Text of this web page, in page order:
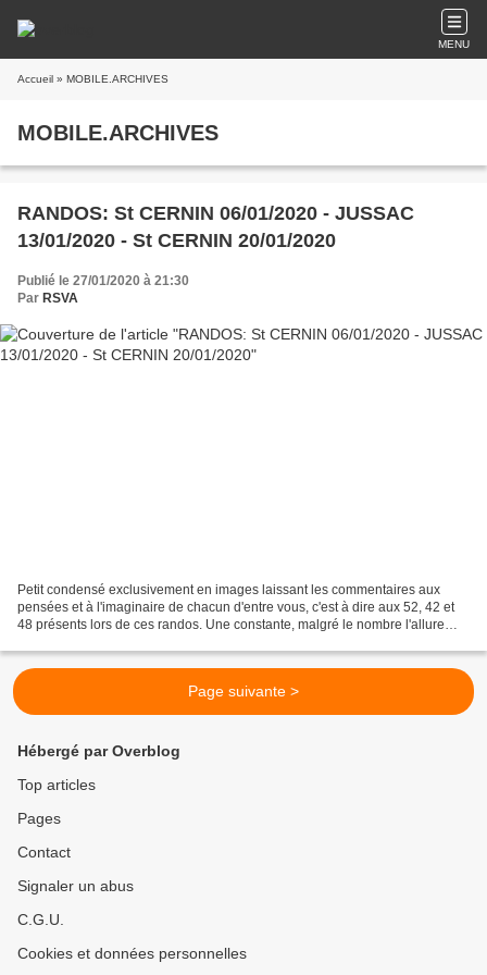
MENU
Accueil » MOBILE.ARCHIVES
MOBILE.ARCHIVES
RANDOS: St CERNIN 06/01/2020 - JUSSAC
13/01/2020 - St CERNIN 20/01/2020
Publié le 27/01/2020 à 21:30
Par RSVA
Petit condensé exclusivement en images laissant les commentaires aux
pensées et à l'imaginaire de chacun d'entre vous, c'est à dire aux 52, 42 et
48 présents lors de ces randos. Une constante, malgré le nombre l'allure
Page suivante >
Hébergé par Overblog
Top articles
Pages
Contact
Signaler un abus
C.G.U.
Cookies et données personnelles